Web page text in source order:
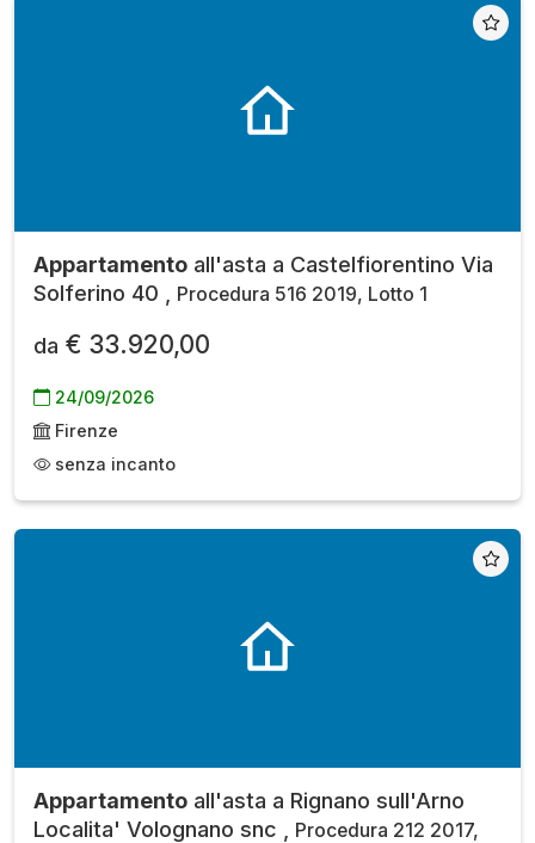
Appartamento all'asta a Castelfiorentino Via
Solferino 40 ,
Procedura 516 2019, Lotto 1
da € 33.920,00
24/09/2026
Firenze
senza incanto
Appartamento all'asta a Rignano sull'Arno
Localita' Volognano snc ,
Procedura 212 2017,